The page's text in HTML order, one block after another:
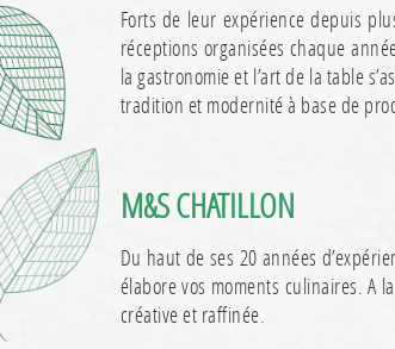
Forts de leur expérience depuis
réceptions organisées chaque
la gastronomie et l’art de la table
tradition et modernité à base de
M&S CHATILLON
Du haut de ses 20 années
élabore vos moments culinaires. A
créative et raffinée.